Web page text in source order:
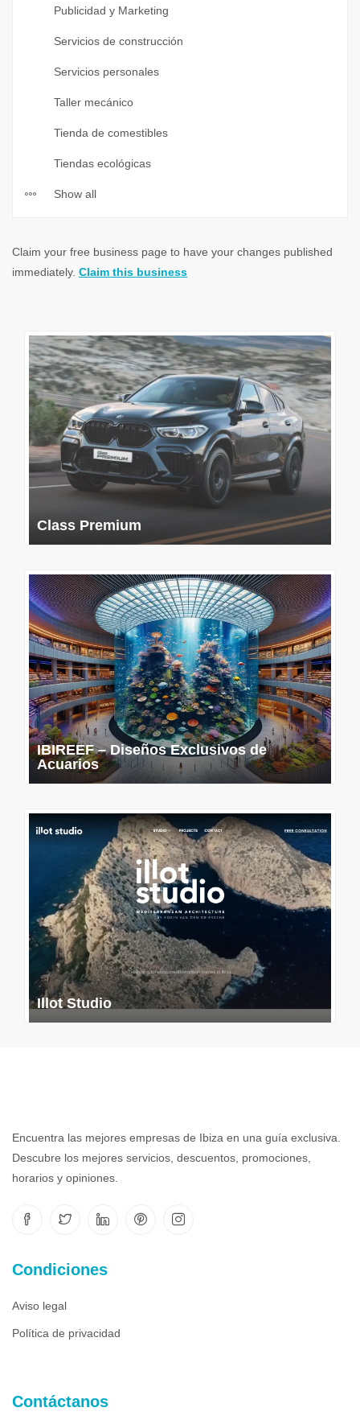
Publicidad y Marketing
Servicios de construcción
Servicios personales
Taller mecánico
Tienda de comestibles
Tiendas ecológicas
Show all
Claim your free business page to have your changes published
immediately. Claim this business
Class Premium
IBIREEF – Diseños Exclusivos de
Acuarios
Illot Studio
Encuentra las mejores empresas de Ibiza en una guía exclusiva.
Descubre los mejores servicios, descuentos, promociones,
horarios y opiniones.
Condiciones
Aviso legal
Política de privacidad
Contáctanos